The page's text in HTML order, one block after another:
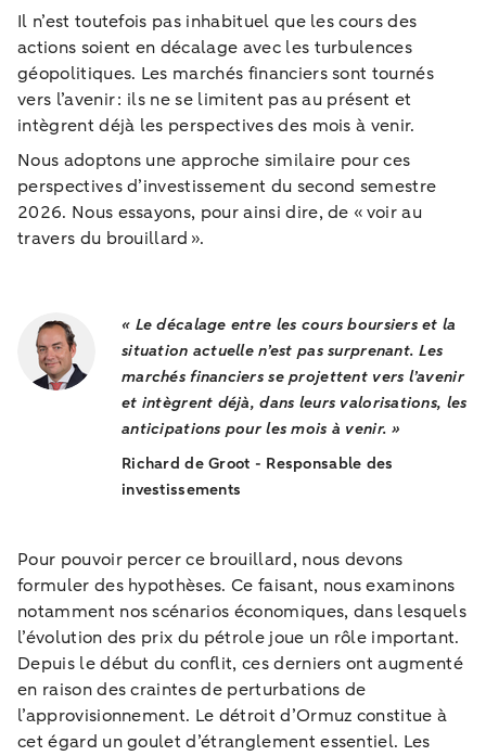
Il n’est toutefois pas inhabituel que les cours des
actions soient en décalage avec les turbulences
géopolitiques. Les marchés financiers sont tournés
vers l’avenir : ils ne se limitent pas au présent et
intègrent déjà les perspectives des mois à venir.
Nous adoptons une approche similaire pour ces
perspectives d’investissement du second semestre
2026. Nous essayons, pour ainsi dire, de « voir au
travers du brouillard ».
« Le décalage entre les cours boursiers et la
situation actuelle n’est pas surprenant. Les
marchés financiers se projettent vers l’avenir
et intègrent déjà, dans leurs valorisations, les
anticipations pour les mois à venir. »
Richard de Groot - Responsable des
investissements
Pour pouvoir percer ce brouillard, nous devons
formuler des hypothèses. Ce faisant, nous examinons
notamment nos scénarios économiques, dans lesquels
l’évolution des prix du pétrole joue un rôle important.
Depuis le début du conflit, ces derniers ont augmenté
en raison des craintes de perturbations de
l’approvisionnement. Le détroit d’Ormuz constitue à
cet égard un goulet d’étranglement essentiel. Les